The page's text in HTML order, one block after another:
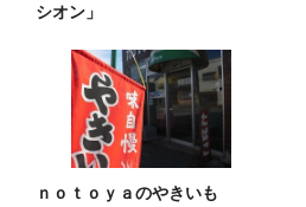
シオン」
ｎｏｔｏｙａのやきいも